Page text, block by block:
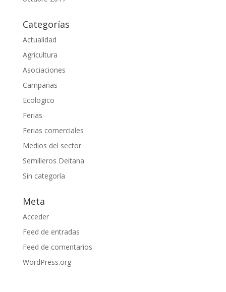
Categorías
Actualidad
Agricultura
Asociaciones
Campañas
Ecologico
Ferias
Ferias comerciales
Medios del sector
Semilleros Deitana
Sin categoría
Meta
Acceder
Feed de entradas
Feed de comentarios
WordPress.org